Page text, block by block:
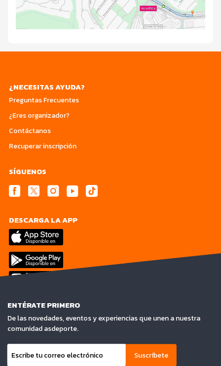
¿NECESITAS AYUDA?
Preguntas Frecuentes
¿Eres organizador?
Contáctanos
Recuperar inscripción
SÍGUENOS
DESCARGA LA APP
ENTÉRATE PRIMERO
De las novedades, eventos y experiencias que unen a nuestra
comunidad asdeporte.
Suscríbete